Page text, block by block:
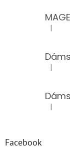
|
|
|
Facebook